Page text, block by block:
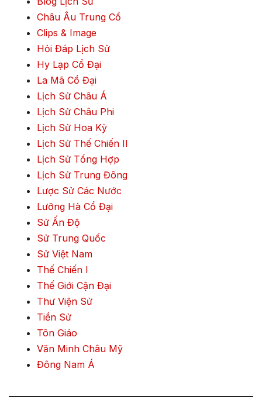
Châu Âu Trung Cổ
Clips & Image
Hỏi Đáp Lịch Sử
Hy Lạp Cổ Đại
La Mã Cổ Đại
Lịch Sử Châu Á
Lịch Sử Châu Phi
Lịch Sử Hoa Kỳ
Lịch Sử Thế Chiến II
Lịch Sử Tổng Hợp
Lịch Sử Trung Đông
Lược Sử Các Nước
Lưỡng Hà Cổ Đại
Sử Ấn Độ
Sử Trung Quốc
Sử Việt Nam
Thế Chiến I
Thế Giới Cận Đại
Thư Viện Sử
Tiền Sử
Tôn Giáo
Văn Minh Châu Mỹ
Đông Nam Á